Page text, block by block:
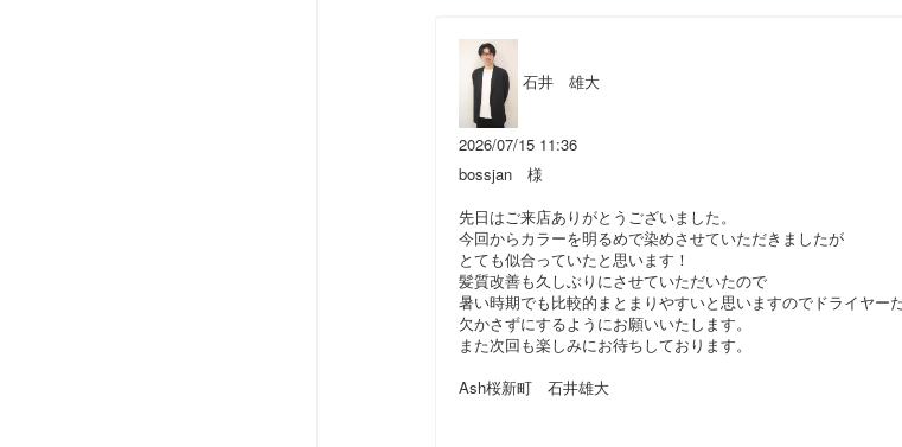
石井 雄大
2026/07/15 11:36
bossjan 様
先日はご来店ありがとうございました。
今回からカラーを明るめで染めさせていただきましたが
とても似合っていたと思います！
髪質改善も久しぶりにさせていただいたので
暑い時期でも比較的まとまりやすいと思いますのでドライヤー
欠かさずにするようにお願いいたします。
また次回も楽しみにお待ちしております。
Ash桜新町 石井雄大